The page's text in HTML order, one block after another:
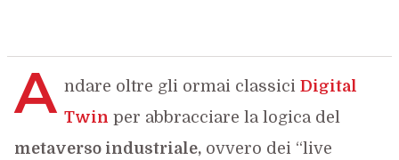
A ndare oltre gli ormai classici Digital
Twin per abbracciare la logica del
metaverso industriale,ovvero dei “live